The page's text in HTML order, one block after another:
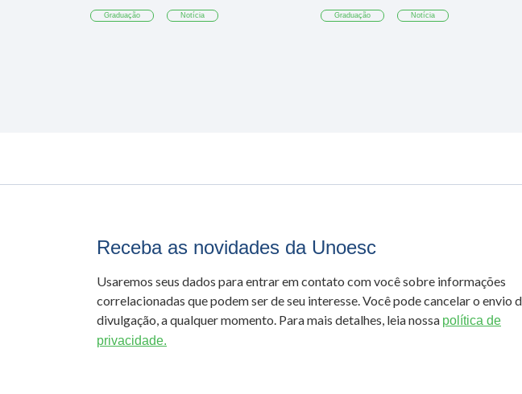
Graduação Notícia Graduação Notícia
Receba as novidades da Unoesc
Usaremos seus dados para entrar em contato com você sobre informações
correlacionadas que podem ser de seu interesse. Você pode cancelar o envio
divulgação, a qualquer momento. Para mais detalhes, leia nossa política de
privacidade.